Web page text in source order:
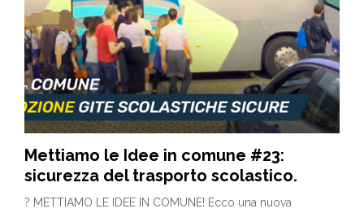
Mettiamo le Idee in comune #23:
sicurezza del trasporto scolastico.
? METTIAMO LE IDEE IN COMUNE! Ecco una nuova